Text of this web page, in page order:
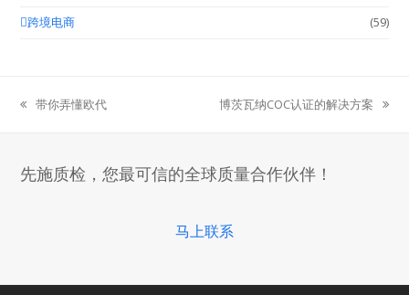
跨境电商
(59)
previous
带你弄懂欧代
next
博茨瓦纳COC认证的解决方案
先施质检，您最可信的全球质量合作伙伴！
马上联系